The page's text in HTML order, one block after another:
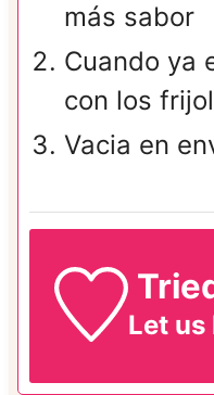
más sabor
Cuando ya
con los
Vacia en
Let us